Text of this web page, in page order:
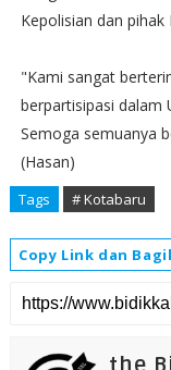
Kepolisian dan pihak
"Kami sangat
berpartisipasi dalam
Semoga semuanya
(Hasan)
Tags # Kotabaru
Copy Link dan